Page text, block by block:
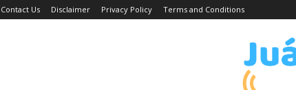
Contact Us Disclaimer Privacy Policy Terms and Conditions